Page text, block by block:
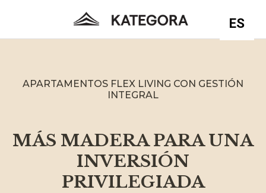
ES
APARTAMENTOS FLEX LIVING CON GESTIÓN
INTEGRAL
MÁS MADERA PARA UNA
INVERSIÓN
PRIVILEGIADA